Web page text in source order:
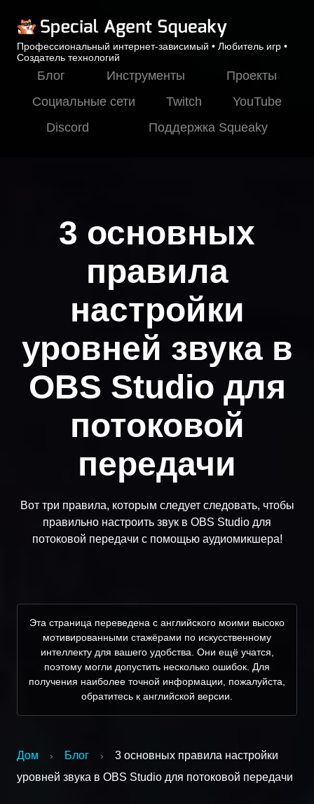
Профессиональный интернет-зависимый • Любитель игр •
Создатель технологий
Блог Инструменты
Проекты
Социальные сети
Twitch
YouTube
Discord
Поддержка Squeaky
3 основных
правила
настройки
уровней звука в
OBS Studio для
потоковой
передачи
Вот три правила, которым следует следовать, чтобы
правильно настроить звук в OBS Studio для
потоковой передачи с помощью аудиомикшера!
Эта страница переведена с английского моими высоко
мотивированными стажёрами по искусственному
интеллекту для вашего удобства. Они ещё учатся,
поэтому могли допустить несколько ошибок. Для
получения наиболее точной информации, пожалуйста,
обратитесь к английской версии.
Дом › Блог ›
3 основных правила настройки
уровней звука в OBS Studio для потоковой передачи